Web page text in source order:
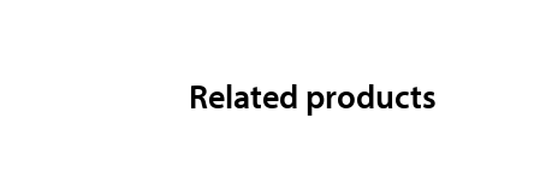
Related products